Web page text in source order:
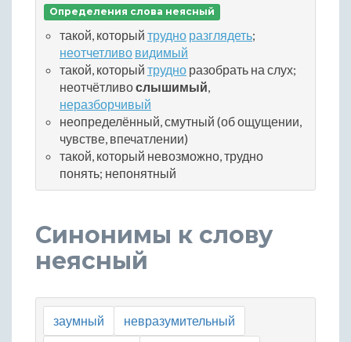
Определения слова неясный
такой, который трудно разглядеть;
неотчетливо видимый
такой, который трудно разобрать на слух;
неотчётливослышимый,
неразборчивый
неопределённый, смутный (об ощущении,
чувстве, впечатлении)
такой, который невозможно, трудно
понять; непонятный
Синонимы к слову
неясный
заумный
невразумительный